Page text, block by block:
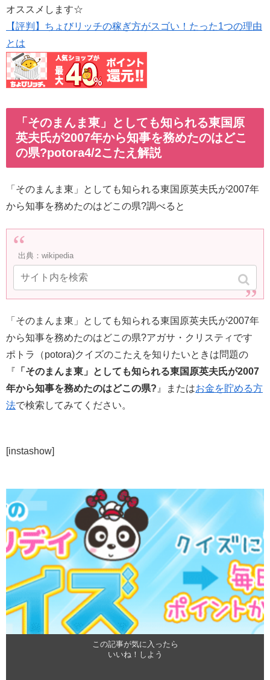
オススメします☆
【評判】ちょびリッチの稼ぎ方がスゴい！たった1つの理由
とは
「そのまんま東」としても知られる東国原
英夫氏が2007年から知事を務めたのはどこ
の県?potora4/2こたえ解説
「そのまんま東」としても知られる東国原英夫氏が2007年
から知事を務めたのはどこの県?調べると
出典：wikipedia
「そのまんま東」としても知られる東国原英夫氏が2007年
から知事を務めたのはどこの県?アガサ・クリスティです
ポトラ（potora)クイズのこたえを知りたいときは問題の
『 「そのまんま東」としても知られる東国原英夫氏が2007
年から知事を務めたのはどこの県? 』またはお金を貯める方
法で検索してみてください。
[instashow]
この記事が気に入ったら
いいね！しよう